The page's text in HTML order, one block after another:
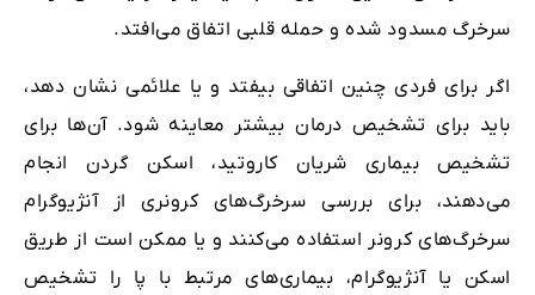
سرخرگ مسدود شده و حمله قلبی اتفاق می‌افتد.
اگر برای فردی چنین اتفاقی بیفتد و یا علائمی نشان دهد،
باید برای تشخیص درمان بیشتر معاینه شود. آن‌ها برای
تشخیص بیماری شریان کاروتید، اسکن گردن انجام
می‌دهند، برای بررسی سرخرگ‌های کرونری از آنژیوگرام
سرخرگ‌های کرونر استفاده می‌کنند و یا ممکن است از طریق
اسکن یا آنژیوگرام، بیماری‌های مرتبط با پا را تشخیص